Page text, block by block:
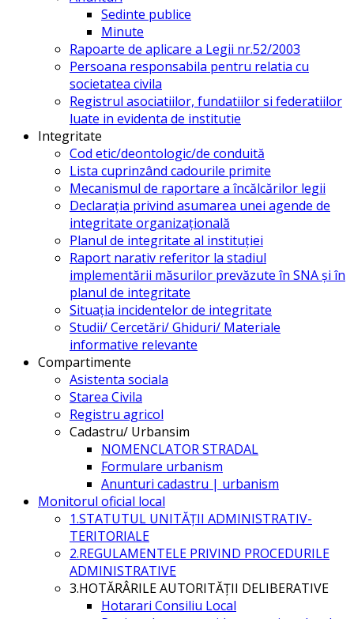
Sedinte publice
Minute
Rapoarte de aplicare a Legii nr.52/2003
Persoana responsabila pentru relatia cu
societatea civila
Registrul asociatiilor, fundatiilor si federatiilor
luate in evidenta de institutie
Integritate
Cod etic/deontologic/de conduită
Lista cuprinzând cadourile primite
Mecanismul de raportare a încălcărilor legii
Declarația privind asumarea unei agende de
integritate organizațională
Planul de integritate al instituției
Raport narativ referitor la stadiul
implementării măsurilor prevăzute în SNA și în
planul de integritate
Situația incidentelor de integritate
Studii/ Cercetări/ Ghiduri/ Materiale
informative relevante
Compartimente
Asistenta sociala
Starea Civila
Registru agricol
Cadastru/ Urbansim
NOMENCLATOR STRADAL
Formulare urbanism
Anunturi cadastru | urbanism
Monitorul oficial local
1.STATUTUL UNITĂŢII ADMINISTRATIV-
TERITORIALE
2.REGULAMENTELE PRIVIND PROCEDURILE
ADMINISTRATIVE
3.HOTĂRÂRILE AUTORITĂŢII DELIBERATIVE
Hotarari Consiliu Local